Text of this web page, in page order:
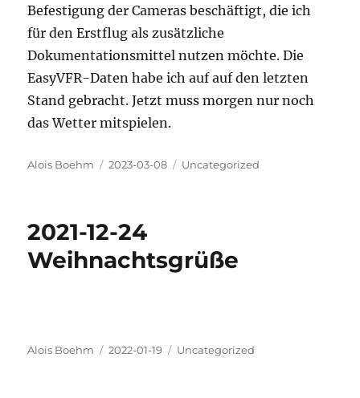
Befestigung der Cameras beschäftigt, die ich
für den Erstflug als zusätzliche
Dokumentationsmittel nutzen möchte. Die
EasyVFR-Daten habe ich auf auf den letzten
Stand gebracht. Jetzt muss morgen nur noch
das Wetter mitspielen.
Autor
Alois Boehm
Veröffentlicht
2023-03-08 Kategorien
Uncategorized
2021-12-24
Weihnachtsgrüße
Autor
Alois Boehm
Veröffentlicht
2022-01-19 Kategorien
Uncategorized